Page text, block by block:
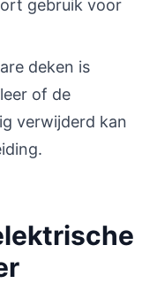
gebruik voor
deken is
of de
verwijderd kan